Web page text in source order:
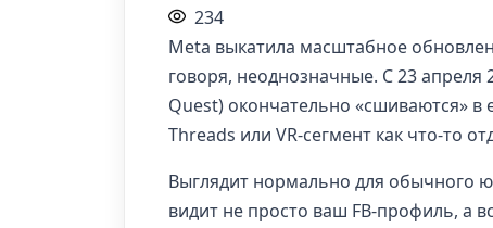
234
Meta выкатила масштабное
говоря, неоднозначные. С 23 апреля
Quest) окончательно «сшиваются»
Threads или VR-сегмент как что-то
Выглядит нормально для обычного
видит не просто ваш FB-профиль, а